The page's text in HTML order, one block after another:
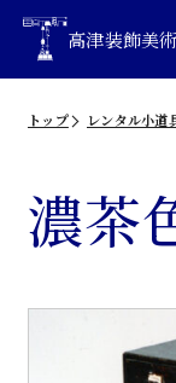
高津装飾美
トップ レンタル小道
濃茶